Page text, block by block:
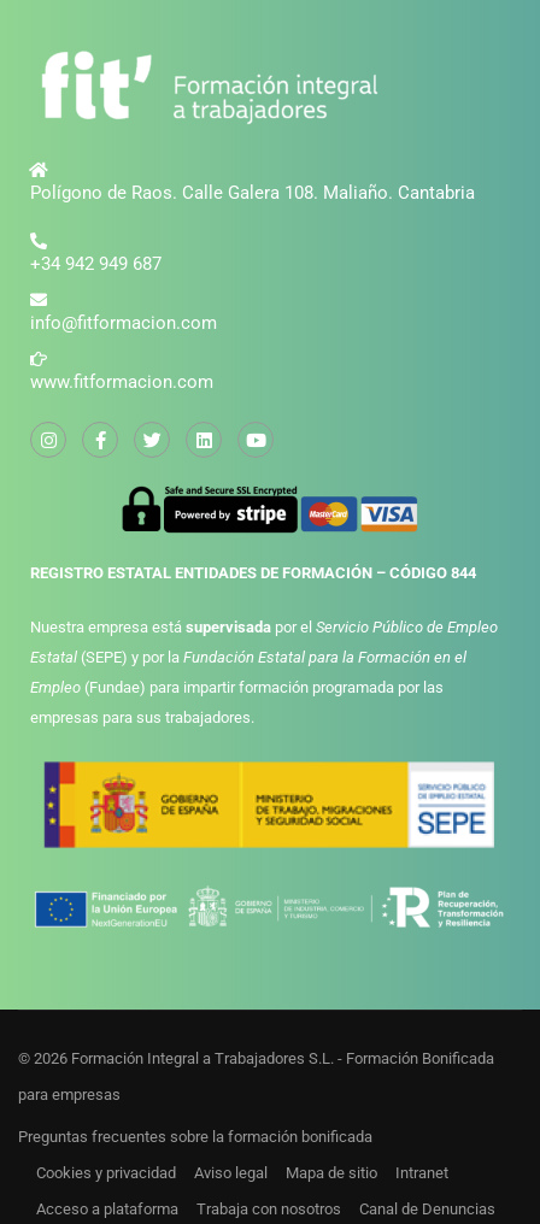
Polígono de Raos. Calle Galera 108. Maliaño. Cantabria
+34 942 949 687
info@fitformacion.com
www.fitformacion.com
REGISTRO ESTATAL ENTIDADES DE FORMACIÓN – CÓDIGO 844
Nuestra empresa está supervisada por el Servicio Público de Empleo
Estatal (SEPE) y por la Fundación Estatal para la Formación en el
Empleo (Fundae) para impartir formación programada por las
empresas para sus trabajadores.
© 2026 Formación Integral a Trabajadores S.L. - Formación Bonificada
para empresas
Preguntas frecuentes sobre la formación bonificada
Cookies y privacidad
Aviso legal Mapa de sitio
Intranet
Acceso a plataforma
Trabaja con nosotros Canal de Denuncias